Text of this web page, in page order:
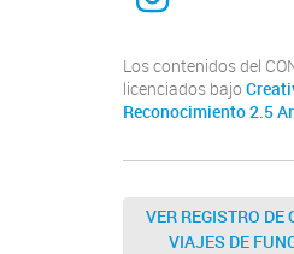
Los contenidos del
licenciados bajo
Reconocimiento 2.5
VER REGISTRO DE
VIAJES DE